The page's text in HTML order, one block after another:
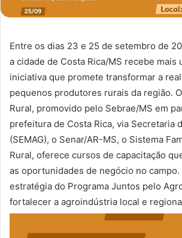
Entre os dias 23 e 25 de setembro de
a cidade de Costa Rica/MS recebe mais
iniciativa que promete transformar a
pequenos produtores rurais da região.
Rural, promovido pelo Sebrae/MS em
prefeitura de Costa Rica, via Secretaria
(SEMAG), o Senar/AR-MS, o Sistema
Rural, oferece cursos de capacitação
as oportunidades de negócio no campo.
estratégia do Programa Juntos pelo
fortalecer a agroindústria local e